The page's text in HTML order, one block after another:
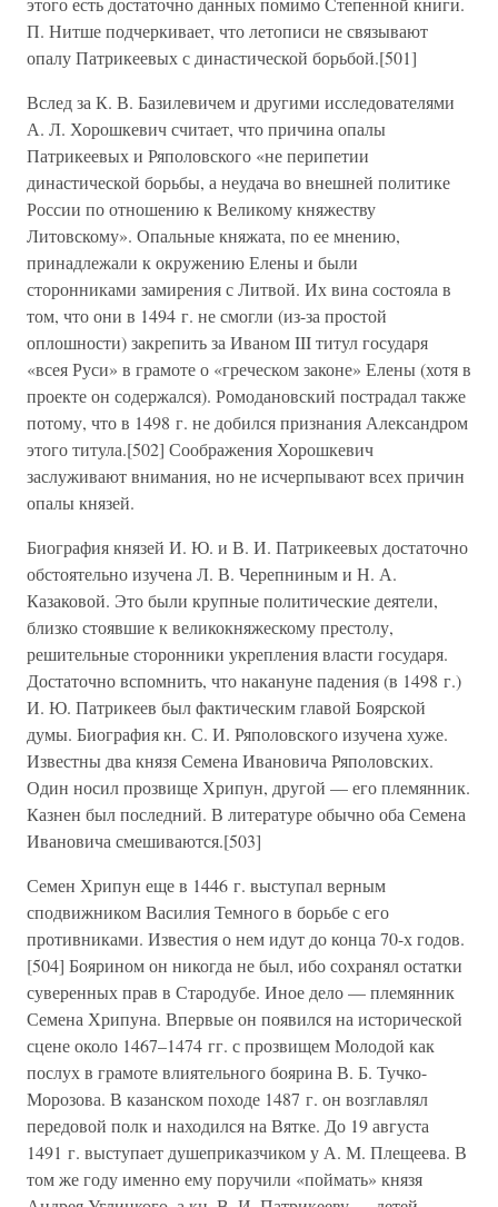
П. Нитше подчеркивает, что летописи не связывают
опалу Патрикеевых с династической борьбой.[501]
Вслед за К. В. Базилевичем и другими исследователями
А. Л. Хорошкевич считает, что причина опалы
Патрикеевых и Ряполовского «не перипетии
династической борьбы, а неудача во внешней политике
России по отношению к Великому княжеству
Литовскому». Опальные княжата, по ее мнению,
принадлежали к окружению Елены и были
сторонниками замирения с Литвой. Их вина состояла в
том, что они в 1494 г. не смогли (из-за простой
оплошности) закрепить за Иваном III титул государя
«всея Руси» в грамоте о «греческом законе» Елены (хотя в
проекте он содержался). Ромодановский пострадал также
потому, что в 1498 г. не добился признания Александром
этого титула.[502] Соображения Хорошкевич
заслуживают внимания, но не исчерпывают всех причин
опалы князей.
Биография князей И. Ю. и В. И. Патрикеевых достаточно
обстоятельно изучена Л. В. Черепниным и Н. А.
Казаковой. Это были крупные политические деятели,
близко стоявшие к великокняжескому престолу,
решительные сторонники укрепления власти государя.
Достаточно вспомнить, что накануне падения (в 1498 г.)
И. Ю. Патрикеев был фактическим главой Боярской
думы. Биография кн. С. И. Ряполовского изучена хуже.
Известны два князя Семена Ивановича Ряполовских.
Один носил прозвище Хрипун, другой — его племянник.
Казнен был последний. В литературе обычно оба Семена
Ивановича смешиваются.[503]
Семен Хрипун еще в 1446 г. выступал верным
сподвижником Василия Темного в борьбе с его
противниками. Известия о нем идут до конца 70-х годов.
[504] Боярином он никогда не был, ибо сохранял остатки
суверенных прав в Стародубе. Иное дело — племянник
Семена Хрипуна. Впервые он появился на исторической
сцене около 1467–1474 гг. с прозвищем Молодой как
послух в грамоте влиятельного боярина В. Б. Тучко-
Морозова. В казанском походе 1487 г. он возглавлял
передовой полк и находился на Вятке. До 19 августа
1491 г. выступает душеприказчиком у А. М. Плещеева. В
том же году именно ему поручили «поймать» князя